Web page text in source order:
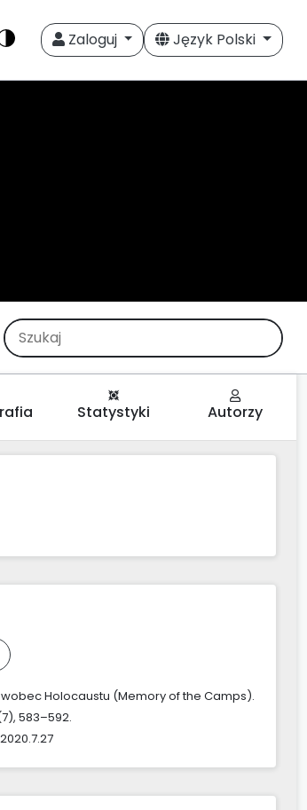
Zaloguj Język Polski
Statystyki Autorzy
Holocaustu (Memory of the Camps).
583–592.